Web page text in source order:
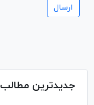
جدیدترین مطالب